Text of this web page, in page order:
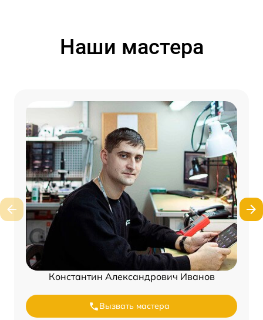
Наши мастера
Константин Александрович Иванов
Вызвать мастера